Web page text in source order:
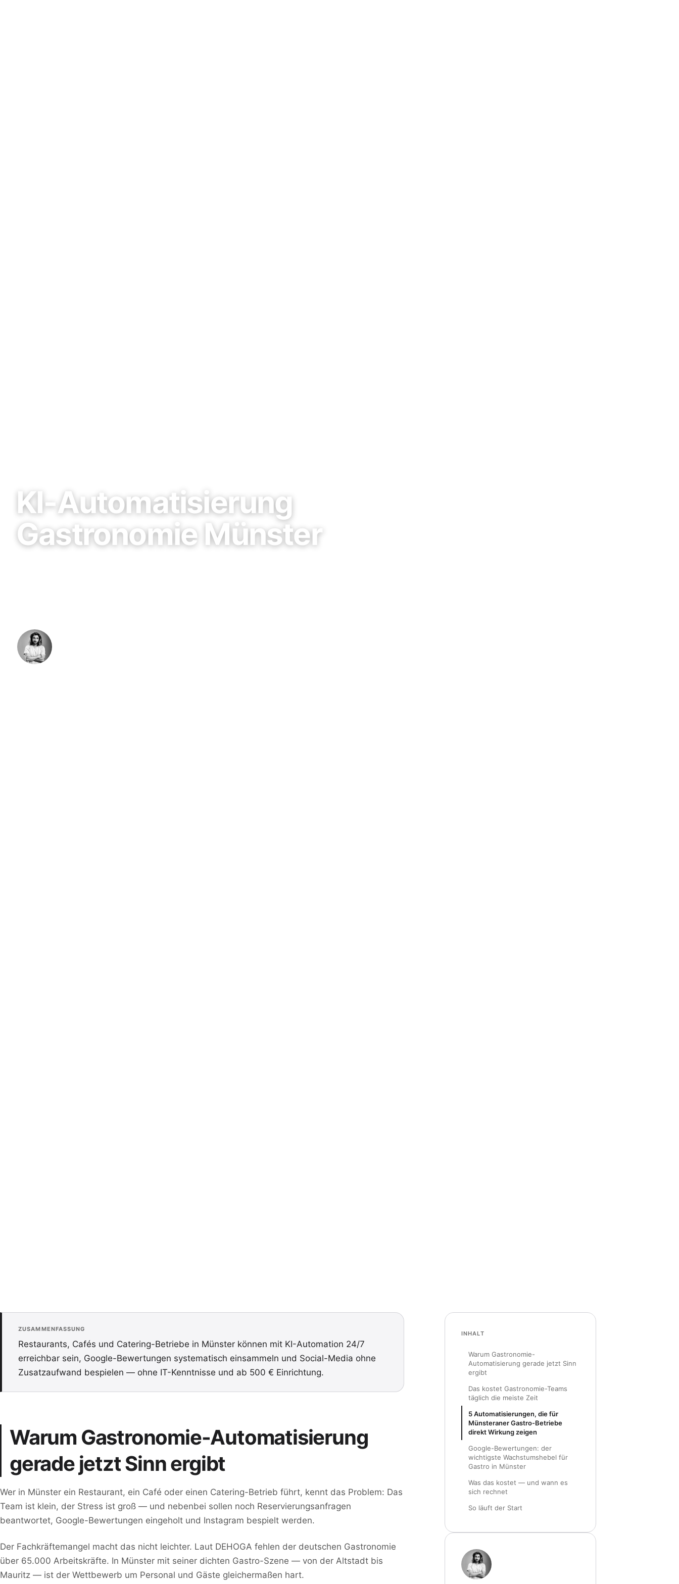
KI-Automatisierung
Gastronomie Münster
ZUSAMMENFASSUNG
Restaurants, Cafés und Catering-Betriebe in Münster können mit KI-Automation 24/7
erreichbar sein, Google-Bewertungen systematisch einsammeln und Social-Media ohne
Zusatzaufwand bespielen — ohne IT-Kenntnisse und ab 500 € Einrichtung.
Warum Gastronomie-Automatisierung
gerade jetzt Sinn ergibt
Wer in Münster ein Restaurant, ein Café oder einen Catering-Betrieb führt, kennt das Problem: Das
Team ist klein, der Stress ist groß — und nebenbei sollen noch Reservierungsanfragen
beantwortet, Google-Bewertungen eingeholt und Instagram bespielt werden.
Der Fachkräftemangel macht das nicht leichter. Laut DEHOGA fehlen der deutschen Gastronomie
über 65.000 Arbeitskräfte. In Münster mit seiner dichten Gastro-Szene — von der Altstadt bis
Mauritz — ist der Wettbewerb um Personal und Gäste gleichermaßen hart.
INHALT
Warum Gastronomie-
Automatisierung gerade jetzt Sinn
ergibt
Das kostet Gastronomie-Teams
täglich die meiste Zeit
5 Automatisierungen, die für
Münsteraner Gastro-Betriebe
direkt Wirkung zeigen
Google-Bewertungen: der
wichtigste Wachstumshebel für
Gastro in Münster
Was das kostet — und wann es
sich rechnet
So läuft der Start